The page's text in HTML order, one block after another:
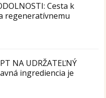
Cesta k
regeneratívnemu
NA UDRŽATEĽNÝ
ingrediencia je